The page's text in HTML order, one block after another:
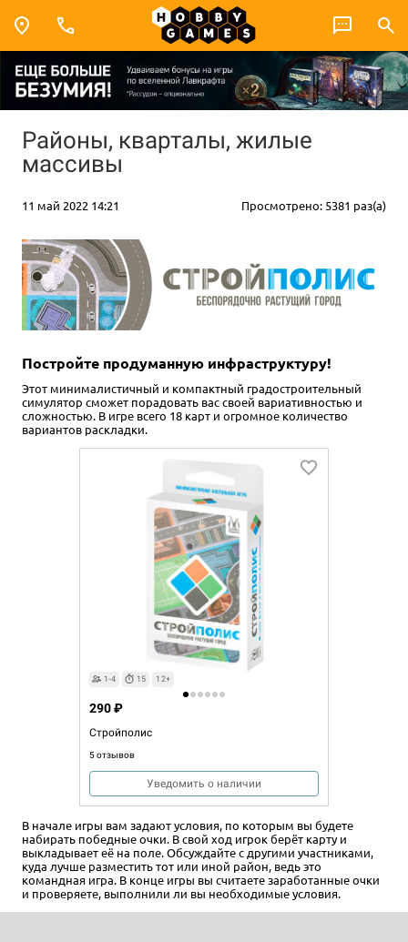
Районы, кварталы, жилые
массивы
11 май 2022 14:21 Просмотрено: 5381 раз(а)
Постройте продуманную инфраструктуру!
Этот минималистичный и компактный градостроительный
симулятор сможет порадовать вас своей вариативностью и
сложностью. В игре всего 18 карт и огромное количество
вариантов раскладки.
1-4 15 12+
Стройполис
5 отзывов
290 ₽
Уведомить о наличии
В начале игры вам задают условия, по которым вы будете
набирать победные очки. В свой ход игрок берёт карту и
выкладывает её на поле. Обсуждайте с другими участниками,
куда лучше разместить тот или иной район, ведь это
командная игра. В конце игры вы считаете заработанные очки
и проверяете, выполнили ли вы необходимые условия.